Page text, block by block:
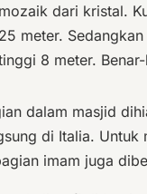
mozaik dari kristal.
25 meter.
8 meter.
dalam masjid
di Italia. Untuk
imam juga